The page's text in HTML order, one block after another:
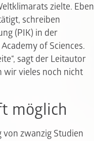
zielte. Eben
schreiben
(PIK) in der
of Sciences.
sagt der Leitautor
wir vieles noch nicht
möglich
zwanzig Studien